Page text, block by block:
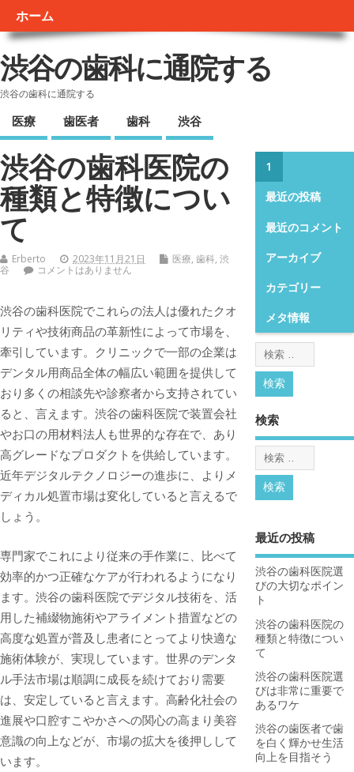
ホーム
渋谷の歯科に通院する
渋谷の歯科に通院する
医療 歯医者 歯科 渋谷
渋谷の歯科医院の
種類と特徴につい
て
Erberto 2023年11月21日 医療, 歯科, 渋
谷
コメントはありません
渋谷の歯科医院でこれらの法人は優れたクオ
リティや技術商品の革新性によって市場を、
牽引しています。 クリニックで一部の企業は
デンタル用商品全体の幅広い範囲を提供して
おり多くの相談先や診察者から支持されてい
ると、言えます。渋谷の歯科医院で装置会社
やお口の用材料法人も世界的な存在で、あり
高グレードなプロダクトを供給しています。
近年デジタルテクノロジーの進歩に、よりメ
ディカル処置市場は変化していると言えるで
しょう。
専門家でこれにより従来の手作業に、比べて
効率的かつ正確なケアが行われるようになり
ます。渋谷の歯科医院でデジタル技術を、活
用した補綴物施術やアライメント措置などの
高度な処置が普及し患者にとってより快適な
施術体験が、実現しています。世界のデンタ
ル手法市場は順調に成長を続けており需要
は、安定していると言えます。高齢化社会の
進展や口腔すこやかさへの関心の高まり美容
意識の向上などが、市場の拡大を後押しして
います。
1
最近の投稿
最近のコメント
アーカイブ
カテゴリー
メタ情報
検索
最近の投稿
渋谷の歯科医院選
びの大切なポイン
ト
渋谷の歯科医院の
種類と特徴につい
て
渋谷の歯科医院選
びは非常に重要で
あるワケ
渋谷の歯医者で歯
を白く輝かせ生活
向上を目指そう